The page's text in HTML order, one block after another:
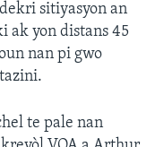
sitiyasyon an
ak yon distans 45
nan pi gwo
te pale nan